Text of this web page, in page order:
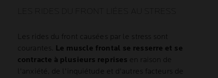
Les rides du front causées par le stress sont
courantes. Le muscle frontal se resserre et se
contracte à plusieurs reprises en raison de
l'anxiété, de l'inquiétude et d'autres facteurs de